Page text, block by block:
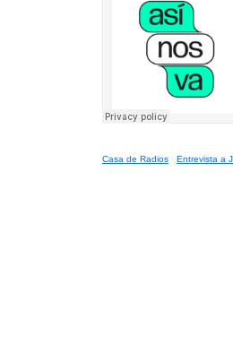
Casa de Radios · Entrevista a